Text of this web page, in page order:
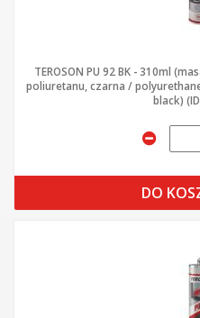
TEROSON PU 92 BK - 310ml
poliuretanu, czarna /
black)
DO